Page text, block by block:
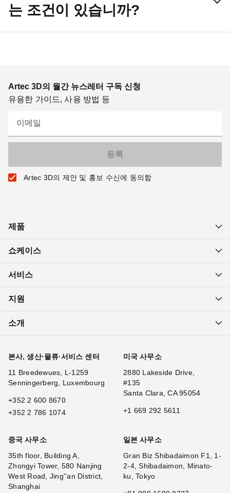
는 조건이 있습니까?
Artec 3D의 월간 뉴스레터 구독 신청
유용한 가이드, 사용 방법 등
이메일
Artec 3D의 제안 및 홍보 수신에 동의함
제품
쇼케이스
서비스
지원
소개
본사, 생산·물류·서비스 센터
11 Breedewues, L-1259
Senningerberg, Luxembourg
+352 2 600 8670
+352 2 786 1074
미국 사무소
2880 Lakeside Drive,
#135
Santa Clara, CA 95054
+1 669 292 5611
중국 사무소
35th floor, Building A,
Zhongyi Tower, 580 Nanjing
West Road, Jing''an District,
Shanghai
일본 사무소
Gran Biz Shibadaimon F1, 1-
2-4, Shibadaimon, Minato-
ku, Tokyo